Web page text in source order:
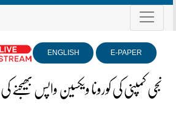
E-PAPER
ENGLISH
نجی کمپنی کی کورونا ویکسین واپس بھیجنے